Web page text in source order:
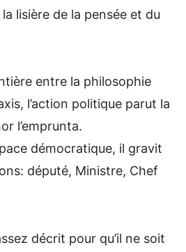
lisière de la pensée et du
entre la philosophie
l’action politique parut la
l’emprunta.
démocratique, il gravit
député, Ministre, Chef
décrit pour qu’il ne soit